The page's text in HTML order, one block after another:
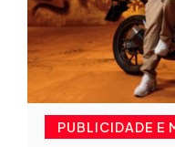
PUBLICIDADE E